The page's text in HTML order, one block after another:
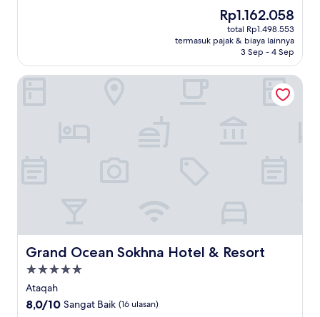
Harga
sekarang
Rp1.162.058
Rp1.162.058
total Rp1.498.553
termasuk pajak & biaya lainnya
3 Sep - 4 Sep
Grand Ocean Sokhna Hotel & Resort
Grand Ocean Sokhna Hotel & Resort
Properti
bintang
5.0
Ataqah
8.0
8,0/10 Sangat Baik (16 ulasan)
Grand Ocean Sokhna Hotel & Resort